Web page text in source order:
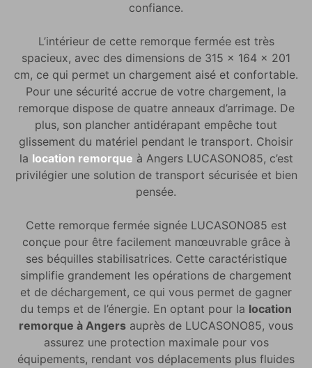
confiance.
L’intérieur de cette remorque fermée est très
spacieux, avec des dimensions de 315 x 164 x 201
cm, ce qui permet un chargement aisé et confortable.
Pour une sécurité accrue de votre chargement, la
remorque dispose de quatre anneaux d’arrimage. De
plus, son plancher antidérapant empêche tout
glissement du matériel pendant le transport. Choisir
la location remorque à Angers LUCASONO85, c’est
privilégier une solution de transport sécurisée et bien
pensée.
Cette remorque fermée signée LUCASONO85 est
conçue pour être facilement manœuvrable grâce à
ses béquilles stabilisatrices. Cette caractéristique
simplifie grandement les opérations de chargement
et de déchargement, ce qui vous permet de gagner
du temps et de l’énergie. En optant pour la location
remorque à Angers auprès de LUCASONO85, vous
assurez une protection maximale pour vos
équipements, rendant vos déplacements plus fluides